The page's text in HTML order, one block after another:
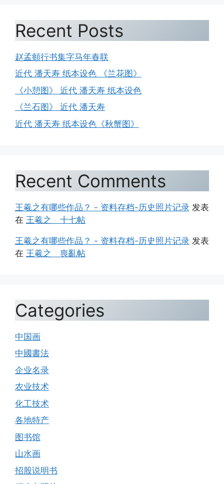
Recent Posts
赵孟頫行书集字马年春联
近代 潘天寿 纸本设色 《兰花图》
《小憩图》 近代 潘天寿 纸本设色
《兰石图》 近代 潘天寿
近代 潘天寿 纸本设色《秋蟹图》
Recent Comments
王羲之有哪些作品？ - 资料存档-历史照片记录 发表
在 王羲之 十七帖
王羲之有哪些作品？ - 资料存档-历史照片记录 发表
在 王羲之 喪亂帖
Categories
中国画
中國書法
企业名录
农业技术
化工技术
各地特产
图书馆
山水画
招股说明书